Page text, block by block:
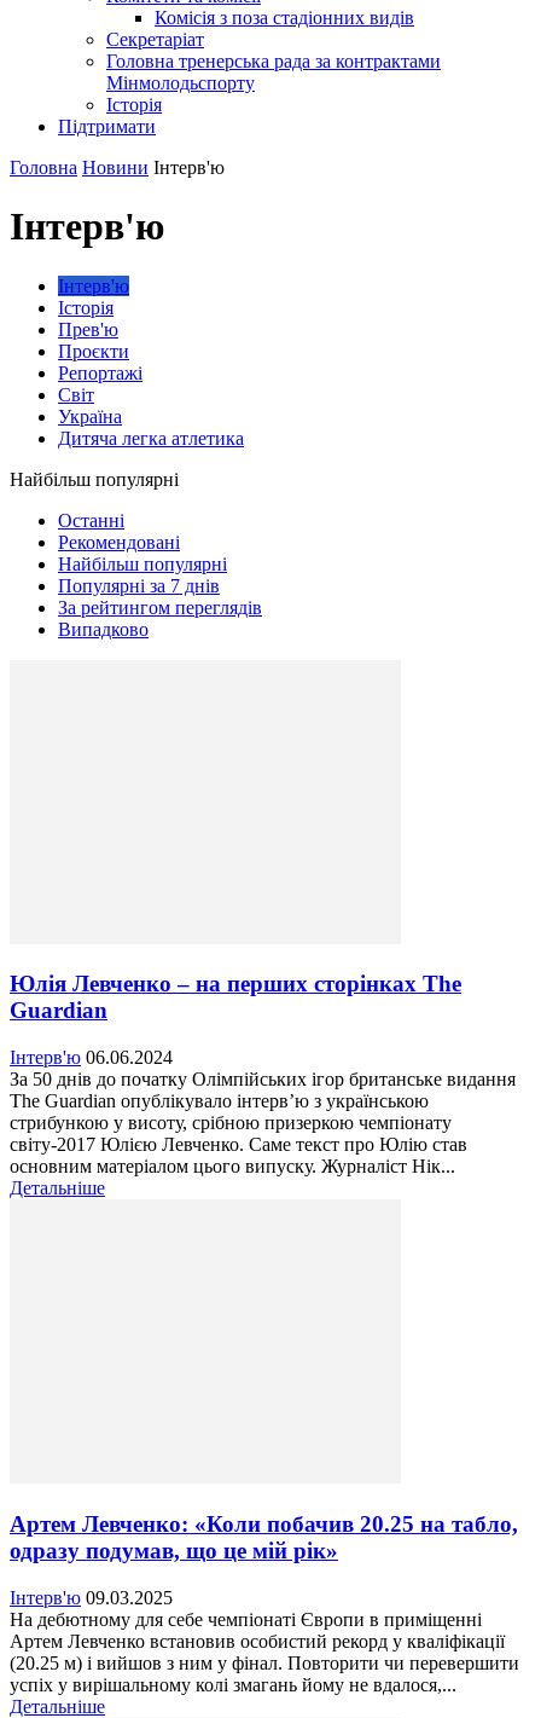
Комісія з поза стадіонних видів
Секретаріат
Головна тренерська рада за контрактами
Мінмолодьспорту
Історія
Підтримати
Головна Новини Інтерв'ю
Інтерв'ю
Інтерв'ю
Історія
Прев'ю
Проєкти
Репортажі
Світ
Україна
Дитяча легка атлетика
Найбільш популярні
Останні
Рекомендовані
Найбільш популярні
Популярні за 7 днів
За рейтингом переглядів
Випадково
Юлія Левченко – на перших сторінках The
Guardian
Інтерв'ю 06.06.2024
За 50 днів до початку Олімпійських ігор британське видання
The Guardian опублікувало інтерв’ю з українською
стрибункою у висоту, срібною призеркою чемпіонату
світу-2017 Юлією Левченко. Саме текст про Юлію став
основним матеріалом цього випуску. Журналіст Нік...
Детальніше
Артем Левченко: «Коли побачив 20.25 на табло,
одразу подумав, що це мій рік»
Інтерв'ю 09.03.2025
На дебютному для себе чемпіонаті Європи в приміщенні
Артем Левченко встановив особистий рекорд у кваліфікації
(20.25 м) і вийшов з ним у фінал. Повторити чи перевершити
успіх у вирішальному колі змагань йому не вдалося,...
Детальніше